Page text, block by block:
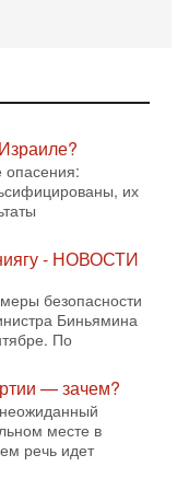
опасения:
их
- НОВОСТИ
безопасности
Биньямина
По
— зачем?
месте в
речь идет
Если
арабо-